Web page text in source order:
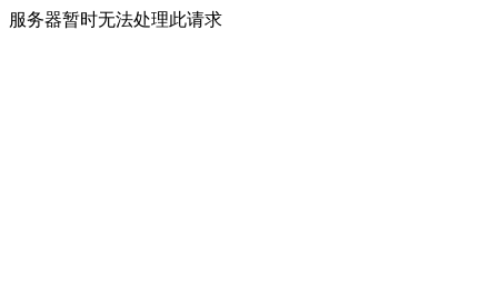
服务器暂时无法处理此请求